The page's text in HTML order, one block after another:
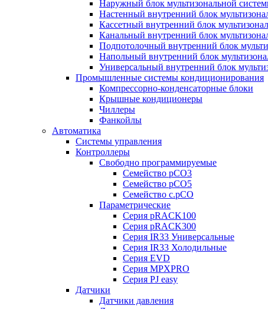
Наружный блок мультизональной
Настенный внутренний блок
Кассетный внутренний блок
Канальный внутренний блок
Подпотолочный внутренний блок
Напольный внутренний блок
Универсальный внутренний блок
Промышленные системы кондиционирования
Компрессорно-конденсаторные блоки
Крышные кондиционеры
Чиллеры
Фанкойлы
Автоматика
Системы управления
Контроллеры
Свободно программируемые
Семейство pCO3
Семейство pCO5
Семейство c.pCO
Параметрические
Серия pRACK100
Серия pRACK300
Серия IR33 Универсальные
Серия IR33 Холодильные
Серия EVD
Серия MPXPRO
Серия PJ easy
Датчики
Датчики давления